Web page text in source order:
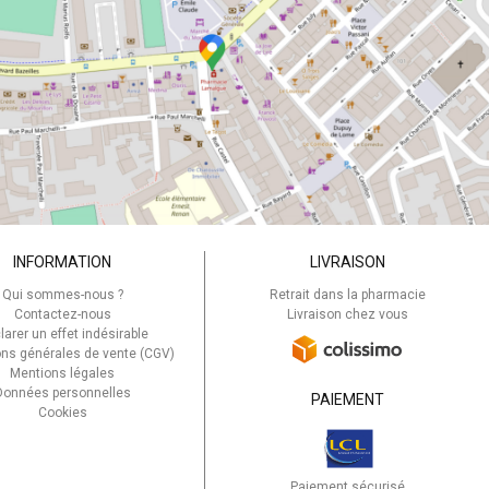
INFORMATION
Qui sommes-nous ?
Contactez-nous
un effet indésirable
générales de vente (CGV)
Mentions légales
personnelles
Cookies
LIVRAISON
Retrait dans la pharmacie
Livraison chez vous
PAIEMENT